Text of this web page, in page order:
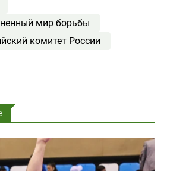
мир борьбы
комитет России